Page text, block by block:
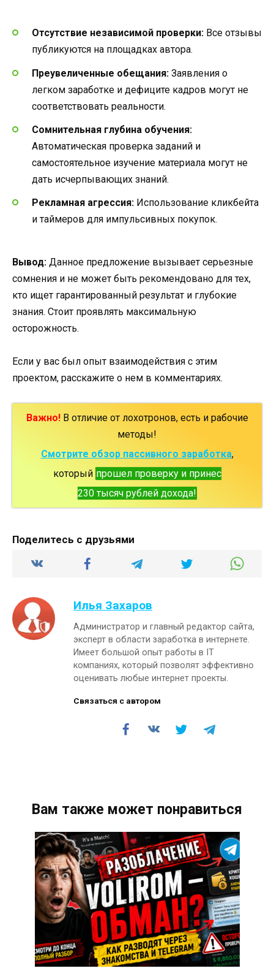
Отсутствие независимой проверки: Все отзывы
публикуются на площадках автора.
Преувеличенные обещания: Заявления о
легком заработке и дефиците кадров могут не
соответствовать реальности.
Сомнительная глубина обучения:
Автоматическая проверка заданий и
самостоятельное изучение материала могут не
дать исчерпывающих знаний.
Рекламная агрессия: Использование кликбейта
и таймеров для импульсивных покупок.
Вывод: Данное предложение вызывает серьезные
сомнения и не может быть рекомендовано для тех,
кто ищет гарантированный результат и глубокие
знания. Стоит проявлять максимальную
осторожность.
Если у вас был опыт взаимодействия с этим
проектом, расскажите о нем в комментариях.
Важно!В отличие от лохотронов, есть и рабочие
методы!
Смотрите обзор пассивного заработка,
который прошел проверку и принес
230 тысяч рублей дохода!
Поделитесь с друзьями
Илья Захаров
Администратор и главный редактор сайта,
эксперт в области заработка в интернете.
Имеет большой опыт работы в IT
компаниях, который позволят эффективно
оценивать любые интернет проекты.
Связаться с автором
Вам также может понравиться